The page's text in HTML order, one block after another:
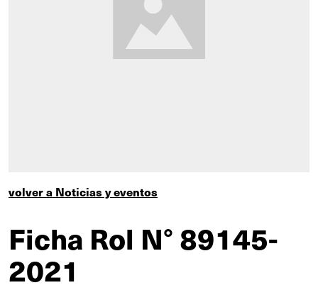
volver a Noticias y eventos
Ficha Rol N° 89145-
2021